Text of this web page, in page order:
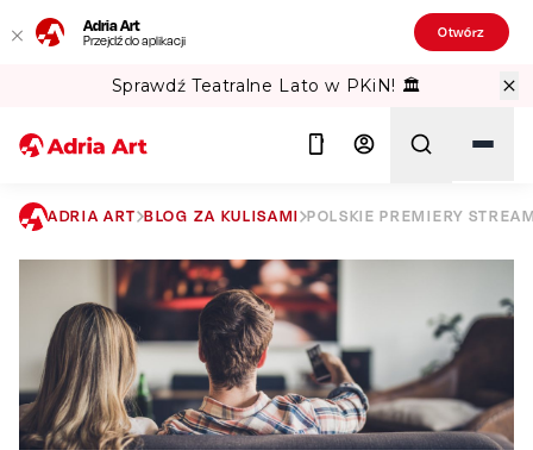
Adria Art
Przejdź do aplikacji Otwórz
Sprawdź Teatralne Lato w PKiN! 🏛️
Szukaj
ADRIA ART BLOG ZA KULISAMI POLSKIE PREMIERY